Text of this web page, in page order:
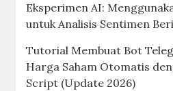
Eksperimen AI:
untuk Analisis Sentimen
Tutorial Membuat Bot
Harga Saham Otomatis
Script (Update 2026)